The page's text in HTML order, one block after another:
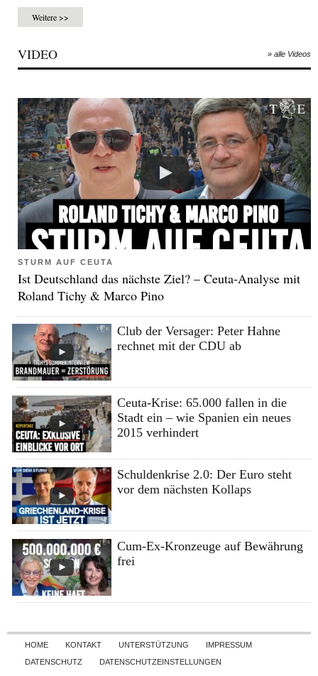
Weitere >>
VIDEO » alle Videos
STURM AUF CEUTA
Ist Deutschland das nächste Ziel? – Ceuta-Analyse mit
Roland Tichy & Marco Pino
Club der Versager: Peter Hahne
rechnet mit der CDU ab
Ceuta-Krise: 65.000 fallen in die
Stadt ein – wie Spanien ein neues
2015 verhindert
Schuldenkrise 2.0: Der Euro steht
vor dem nächsten Kollaps
Cum-Ex-Kronzeuge auf Bewährung
frei
Skip to content
HOME KONTAKT UNTERSTÜTZUNG
IMPRESSUM
DATENSCHUTZ
DATENSCHUTZEINSTELLUNGEN